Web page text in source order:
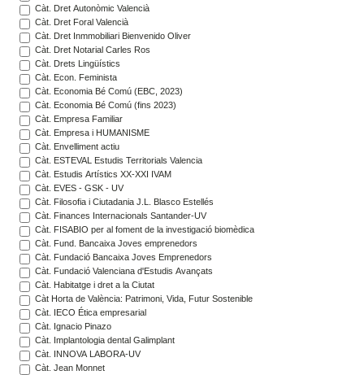
Càt. Dret Autonòmic Valencià
Càt. Dret Foral Valencià
Càt. Dret Inmmobiliari Bienvenido Oliver
Càt. Dret Notarial Carles Ros
Càt. Drets Lingüístics
Càt. Econ. Feminista
Càt. Economia Bé Comú (EBC, 2023)
Càt. Economia Bé Comú (fins 2023)
Càt. Empresa Familiar
Càt. Empresa i HUMANISME
Càt. Envelliment actiu
Càt. ESTEVAL Estudis Territorials Valencia
Càt. Estudis Artístics XX-XXI IVAM
Càt. EVES - GSK - UV
Càt. Filosofia i Ciutadania J.L. Blasco Estellés
Càt. Finances Internacionals Santander-UV
Càt. FISABIO per al foment de la investigació biomèdica
Càt. Fund. Bancaixa Joves emprenedors
Càt. Fundació Bancaixa Joves Emprenedors
Càt. Fundació Valenciana d'Estudis Avançats
Càt. Habitatge i dret a la Ciutat
Càt Horta de València: Patrimoni, Vida, Futur Sostenible
Càt. IECO Ética empresarial
Càt. Ignacio Pinazo
Càt. Implantologia dental Galimplant
Càt. INNOVA LABORA-UV
Càt. Jean Monnet